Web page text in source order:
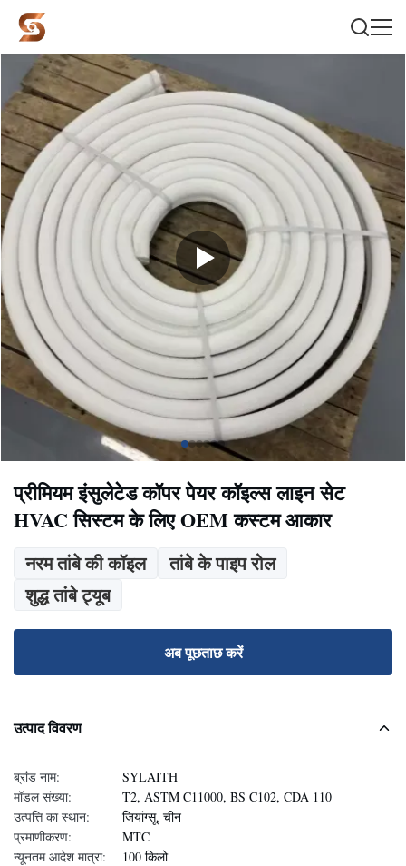
प्रीमियम इंसुलेटेड कॉपर पेयर कॉइल्स लाइन सेट
HVAC सिस्टम के लिए OEM कस्टम आकार
नरम तांबे की कॉइल
तांबे के पाइप रोल
शुद्ध तांबे ट्यूब
अब पूछताछ करें
उत्पाद विवरण
ब्रांड नाम:
SYLAITH
मॉडल संख्या:
T2, ASTM C11000, BS C102, CDA 110
उत्पत्ति का स्थान:
जियांग्सू, चीन
प्रमाणीकरण:
MTC
न्यूनतम आदेश मात्रा:
100 किलो